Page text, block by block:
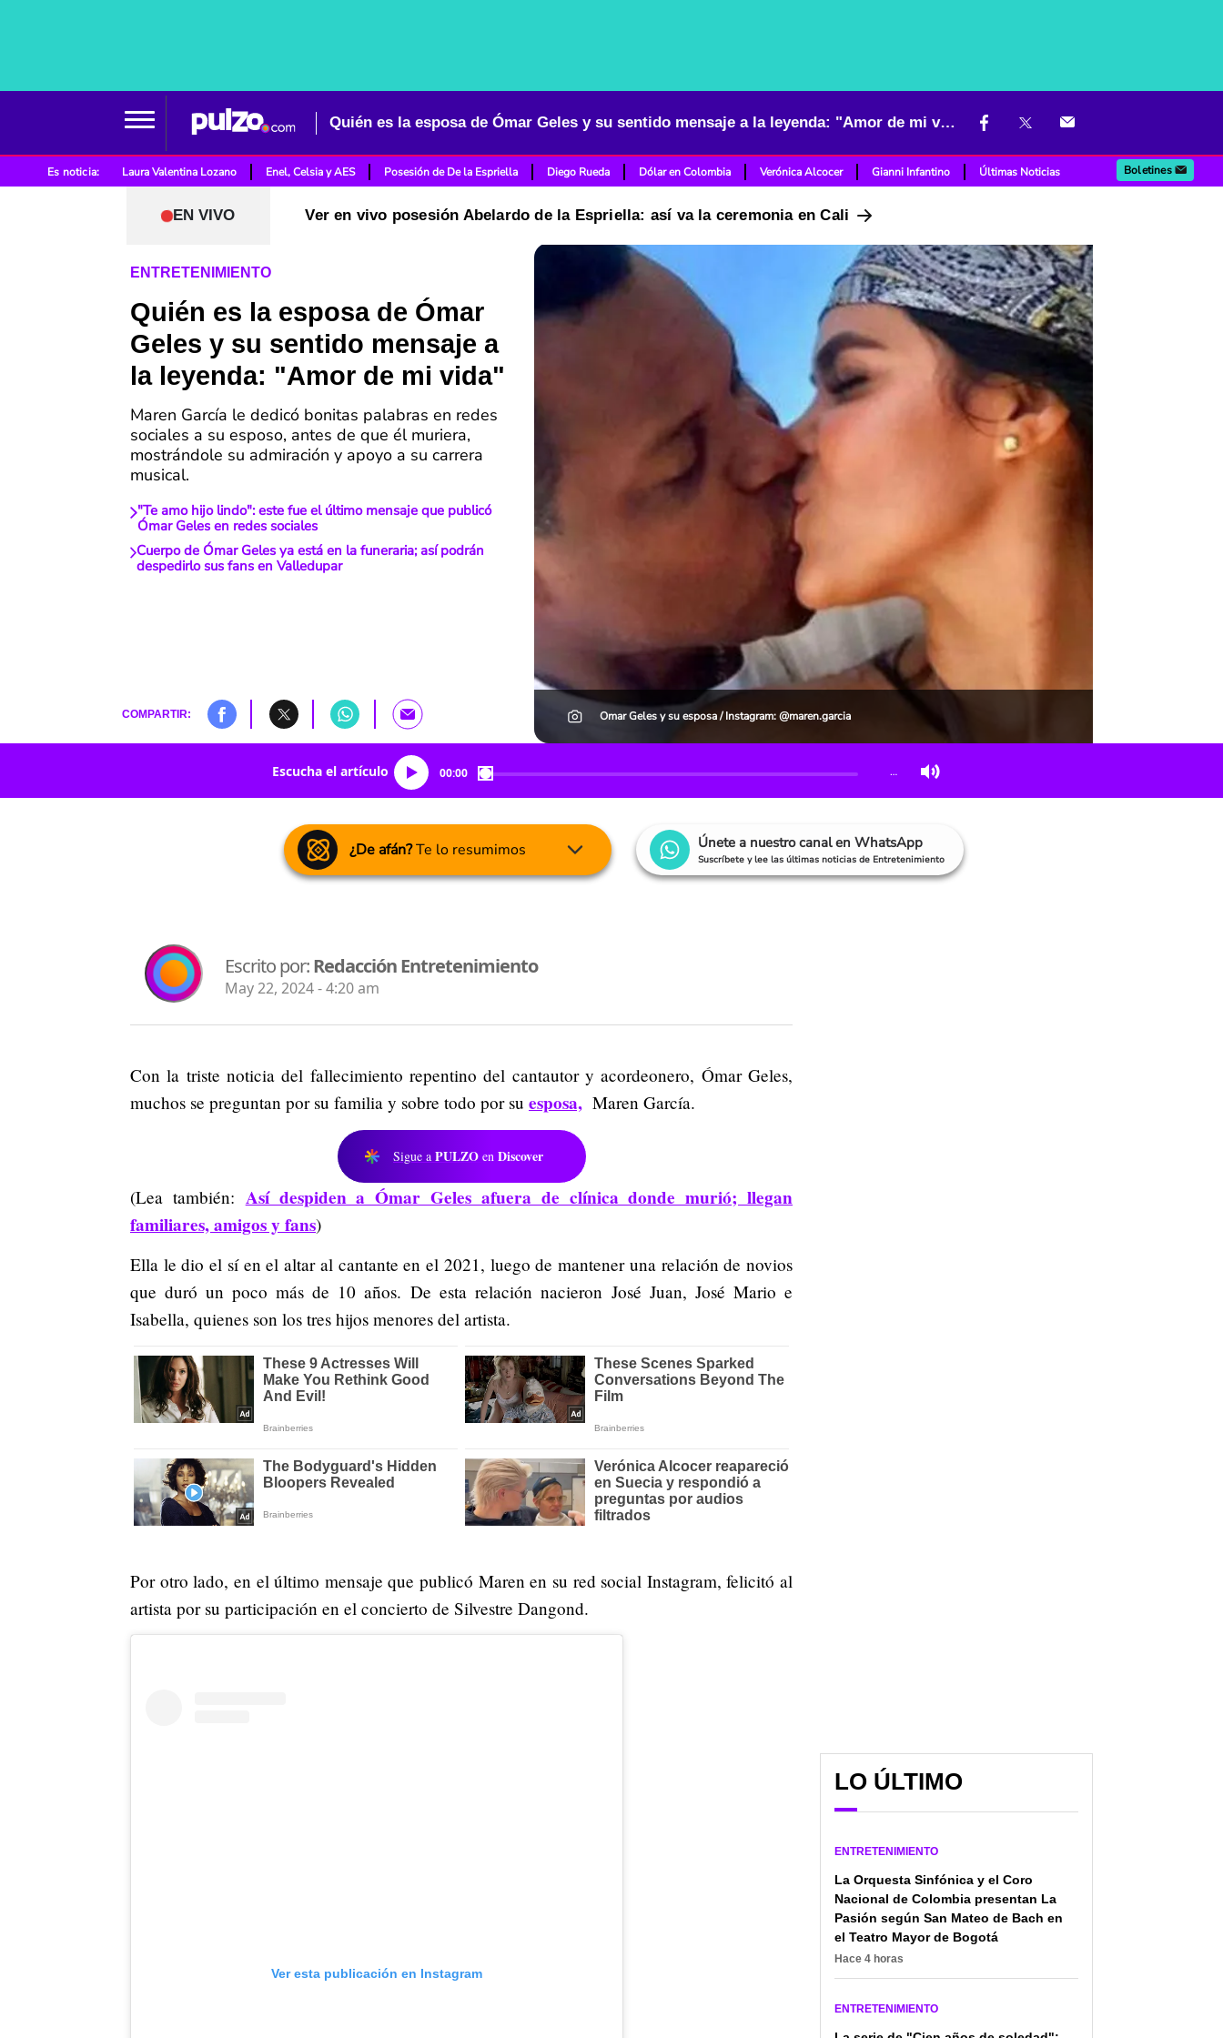
Quién es la esposa de Ómar Geles y su sentido mensaje a la leyenda: "Amor de mi vida"
Es noticia: Laura Valentina Lozano Enel, Celsia y AES Posesión de De la Espriella Diego Rueda Dólar en Colombia Verónica Alcocer Gianni Infantino Últimas Noticias Boletines
EN VIVO Ver en vivo posesión Abelardo de la Espriella: así va la ceremonia en Cali
ENTRETENIMIENTO
Quién es la esposa de Ómar
Geles y su sentido mensaje a
la leyenda: "Amor de mi vida"
Maren García le dedicó bonitas palabras en redes
sociales a su esposo, antes de que él muriera,
mostrándole su admiración y apoyo a su carrera
musical.
"Te amo hijo lindo": este fue el último mensaje que publicó
Ómar Geles en redes sociales
Cuerpo de Ómar Geles ya está en la funeraria; así podrán
despedirlo sus fans en Valledupar
COMPARTIR: Omar Geles y su esposa / Instagram: @maren.garcia
Escucha el artículo 00:00 …
¿De afán?Te lo resumimos Únete a nuestro canal en WhatsApp
Suscríbete y lee las últimas noticias de Entretenimiento
Escrito por:Redacción Entretenimiento
May 22, 2024 - 4:20 am
Con la triste noticia del fallecimiento repentino del cantautor y acordeonero, Ómar Geles,
muchos se preguntan por su familia y sobre todo por su esposa, Maren García.
Sigue a PULZO en Discover
(Lea también: Así despiden a Ómar Geles afuera de clínica donde murió; llegan
familiares, amigos y fans)
Ella le dio el sí en el altar al cantante en el 2021, luego de mantener una relación de novios
que duró un poco más de 10 años. De esta relación nacieron José Juan, José Mario e
Isabella, quienes son los tres hijos menores del artista.
Por otro lado, en el último mensaje que publicó Maren en su red social Instagram, felicitó al
artista por su participación en el concierto de Silvestre Dangond.
Ver esta publicación en Instagram
LO ÚLTIMO
ENTRETENIMIENTO
La Orquesta Sinfónica y el Coro
Nacional de Colombia presentan La
Pasión según San Mateo de Bach en
el Teatro Mayor de Bogotá
Hace 4 horas
ENTRETENIMIENTO